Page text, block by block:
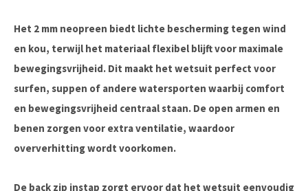
Het 2 mm neopreen biedt lichte bescherming tegen wind
en kou, terwijl het materiaal flexibel blijft voor maximale
bewegingsvrijheid. Dit maakt het wetsuit perfect voor
surfen, suppen of andere watersporten waarbij comfort
en bewegingsvrijheid centraal staan. De open armen en
benen zorgen voor extra ventilatie, waardoor
oververhitting wordt voorkomen.
De back zip instap zorgt ervoor dat het wetsuit eenvoudig